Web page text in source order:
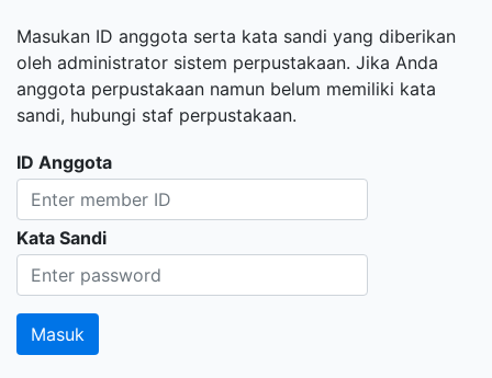
Masukan ID anggota serta kata sandi yang diberikan
oleh administrator sistem perpustakaan. Jika Anda
anggota perpustakaan namun belum memiliki kata
sandi, hubungi staf perpustakaan.
ID Anggota
Kata Sandi